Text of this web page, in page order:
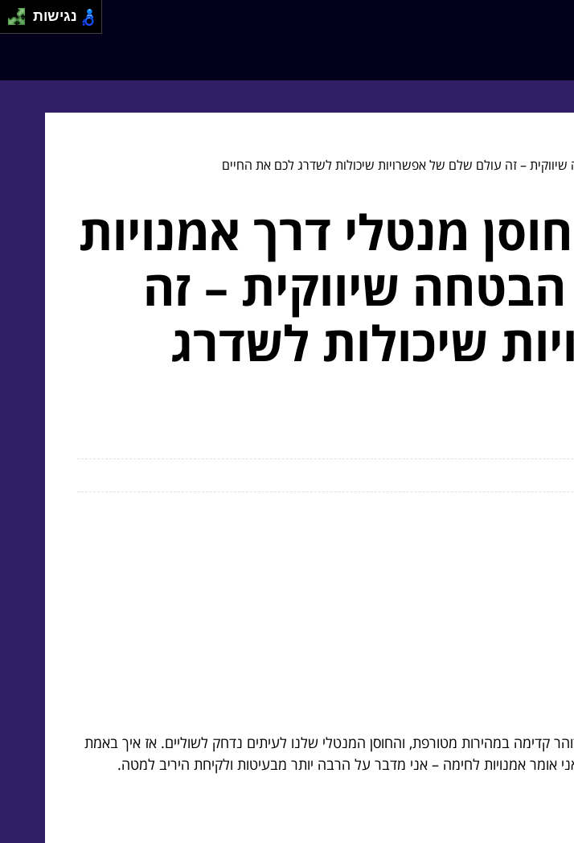
שיווקית – זה עולם שלם של אפשרויות שיכולות לשדרג לכם את החיים
מנטלי דרך אמנויות
שיווקית – זה
שיכולות לשדרג
קדימה במהירות מטורפת, והחוסן המנטלי שלנו לעיתים נדחק לשוליים. אז איך באמת
אומר אמנויות לחימה – אני מדבר על הרבה יותר מבעיטות ולקיחת היריב למטה.
נגישות